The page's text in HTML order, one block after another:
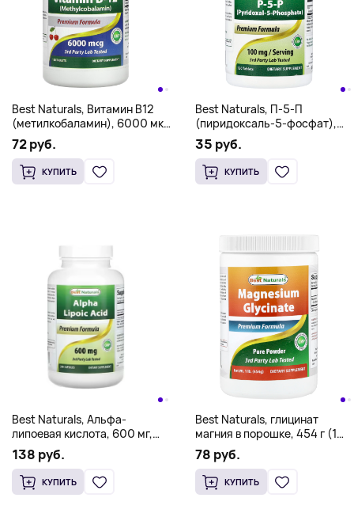
Best Naturals, Витамин B12
(метилкобаламин), 6000 мкг,
120 таблеток
72 руб.
КУПИТЬ
Best Naturals, П-5-П
(пиридоксаль-5-фосфат),
120 таблеток (50 мг в каждой
таблетке)
35 руб.
КУПИТЬ
Best Naturals, Альфа-
липоевая кислота, 600 мг,
240 капсул
138 руб.
КУПИТЬ
Best Naturals, глицинат
магния в порошке, 454 г (1
фунт)
78 руб.
КУПИТЬ